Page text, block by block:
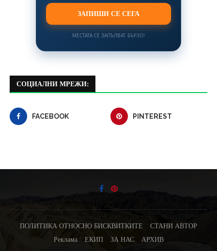
ЗАПИШИ СЕ СЕГА
МЕСТАТА СЕ ЗАПЪЛВАТ БЪРЗО!
СОЦИАЛНИ МРЕЖИ:
FACEBOOK PINTEREST
ПОЛИТИКА ОТНОСНО БИСКВИТКИТЕ
СТАНИ АВТОР
Реклама
ЕКИП ЗА НАС АРХИВ